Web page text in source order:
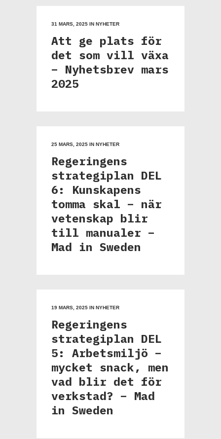
31 MARS, 2025 IN NYHETER
Att ge plats för
det som vill växa
– Nyhetsbrev mars
2025
25 MARS, 2025 IN NYHETER
Regeringens
strategiplan DEL
6: Kunskapens
tomma skal – när
vetenskap blir
till manualer –
Mad in Sweden
19 MARS, 2025 IN NYHETER
Regeringens
strategiplan DEL
5: Arbetsmiljö –
mycket snack, men
vad blir det för
verkstad? – Mad
in Sweden